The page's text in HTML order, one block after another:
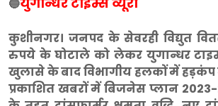
🔵
कुशीनगर। जनपद के सेवरही विद्युत
रुपये के घोटाले को लेकर युगान्धर
खुलासे के बाद विभागीय हलकों में हड़कंप
प्रकाशित खबरों में बिजनेस प्लान